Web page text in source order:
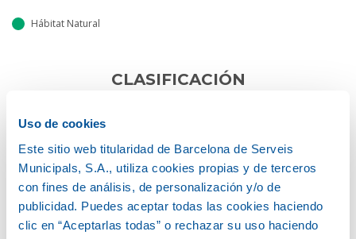
Uso de cookies
Este sitio web titularidad de Barcelona de Serveis
Municipals, S.A., utiliza cookies propias y de terceros
con fines de análisis, de personalización y/o de
publicidad. Puedes aceptar todas las cookies haciendo
clic en “Aceptarlas todas” o rechazar su uso haciendo
Hábitat Natural
CLASIFICACIÓN
HÁBITAT DE CRECIMIENTO
Palmiforme